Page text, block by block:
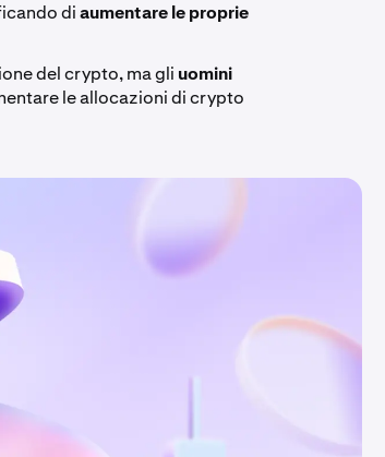
diaumentare le proprie
del crypto, ma gli uomini
le allocazioni di crypto